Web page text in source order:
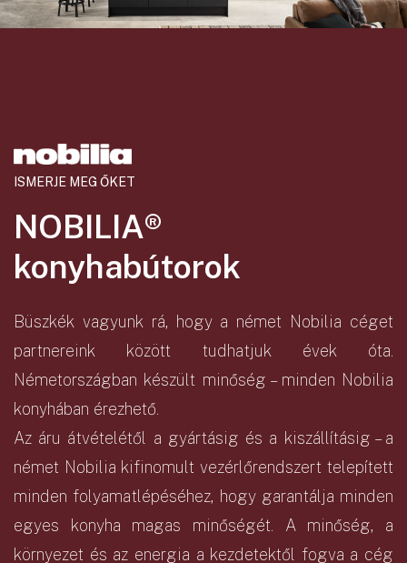
ISMERJE MEG ŐKET
NOBILIA®
konyhabútorok
Büszkék vagyunk rá, hogy a német Nobilia céget
partnereink között tudhatjuk évek óta.
Németországban készült minőség – minden Nobilia
konyhában érezhető.
Az áru átvételétől a gyártásig és a kiszállításig – a
német Nobilia kifinomult vezérlőrendszert telepített
minden folyamatlépéséhez, hogy garantálja minden
egyes konyha magas minőségét. A minőség, a
környezet és az energia a kezdetektől fogva a cég